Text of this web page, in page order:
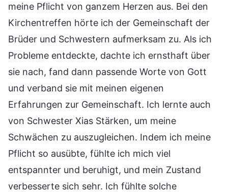
meine Pflicht von ganzem Herzen aus. Bei den
Kirchentreffen hörte ich der Gemeinschaft der
Brüder und Schwestern aufmerksam zu. Als ich
Probleme entdeckte, dachte ich ernsthaft über
sie nach, fand dann passende Worte von Gott
und verband sie mit meinen eigenen
Erfahrungen zur Gemeinschaft. Ich lernte auch
von Schwester Xias Stärken, um meine
Schwächen zu auszugleichen. Indem ich meine
Pflicht so ausübte, fühlte ich mich viel
entspannter und beruhigt, und mein Zustand
verbesserte sich sehr. Ich fühlte solche